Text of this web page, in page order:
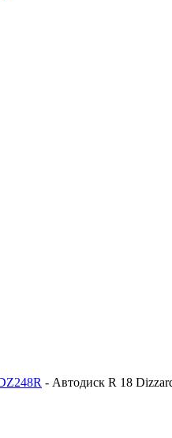
- Автодиск R 18